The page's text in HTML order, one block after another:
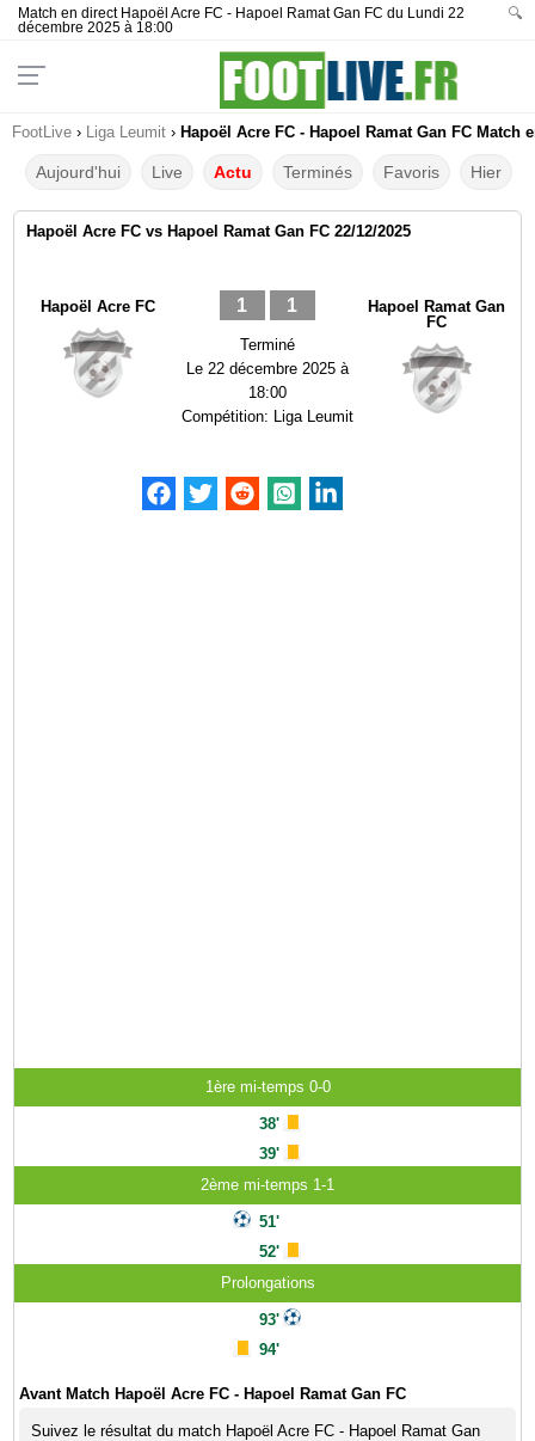
Match en direct Hapoël Acre FC - Hapoel Ramat Gan FC du Lundi 22
décembre 2025 à 18:00
🔍
FootLive › Liga Leumit › Hapoël Acre FC - Hapoel Ramat Gan FC Match
Aujourd'hui Live Actu Terminés Favoris Hier
Hapoël Acre FC vs Hapoel Ramat Gan FC 22/12/2025
Hapoël Acre FC 1 1
Terminé
Le 22 décembre 2025 à
18:00
Compétition: Liga Leumit
Hapoel Ramat Gan
FC
1ère mi-temps 0-0
38'
39'
2ème mi-temps 1-1
51'
52'
Prolongations
93'
94'
Avant Match Hapoël Acre FC - Hapoel Ramat Gan FC
Suivez le résultat du match Hapoël Acre FC - Hapoel Ramat Gan